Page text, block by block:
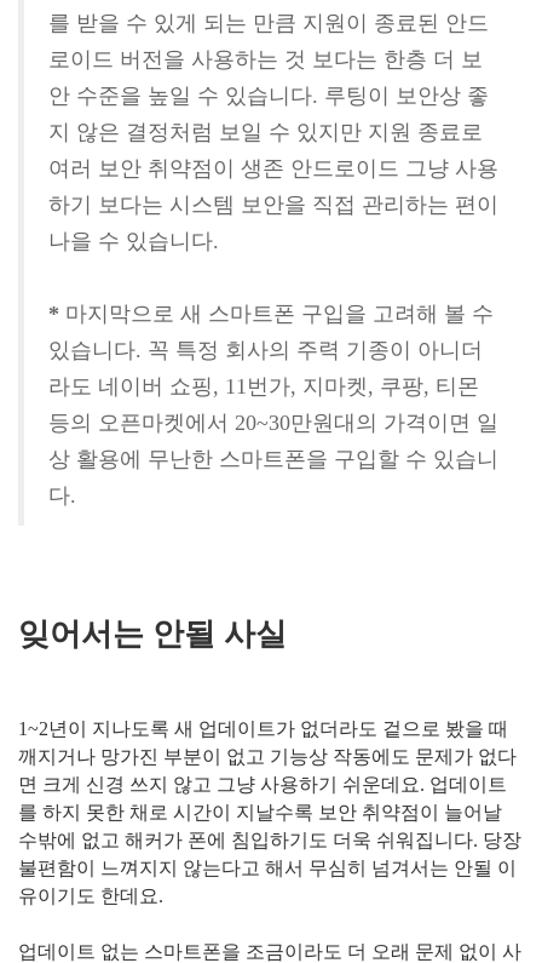
를 받을 수 있게 되는 만큼 지원이 종료된 안드
로이드 버전을 사용하는 것 보다는 한층 더 보
안 수준을 높일 수 있습니다. 루팅이 보안상 좋
지 않은 결정처럼 보일 수 있지만 지원 종료로
여러 보안 취약점이 생존 안드로이드 그냥 사용
하기 보다는 시스템 보안을 직접 관리하는 편이
나을 수 있습니다.
* 마지막으로 새 스마트폰 구입을 고려해 볼 수
있습니다. 꼭 특정 회사의 주력 기종이 아니더
라도 네이버 쇼핑, 11번가, 지마켓, 쿠팡, 티몬
등의 오픈마켓에서 20~30만원대의 가격이면 일
상 활용에 무난한 스마트폰을 구입할 수 있습니
다.
잊어서는 안될 사실
1~2년이 지나도록 새 업데이트가 없더라도 겉으로 봤을 때
깨지거나 망가진 부분이 없고 기능상 작동에도 문제가 없다
면 크게 신경 쓰지 않고 그냥 사용하기 쉬운데요. 업데이트
를 하지 못한 채로 시간이 지날수록 보안 취약점이 늘어날
수밖에 없고 해커가 폰에 침입하기도 더욱 쉬워집니다. 당장
불편함이 느껴지지 않는다고 해서 무심히 넘겨서는 안될 이
유이기도 한데요.
업데이트 없는 스마트폰을 조금이라도 더 오래 문제 없이 사